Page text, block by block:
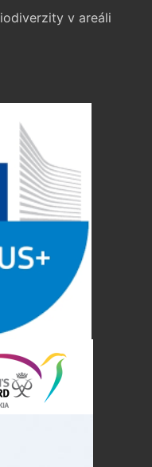
v areáli